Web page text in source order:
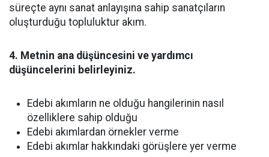
süreçte aynı sanat anlayışına sahip sanatçıların
oluşturduğu topluluktur akım.
4. Metnin ana düşüncesini ve yardımcı
düşüncelerini belirleyiniz.
Edebi akımların ne olduğu hangilerinin nasıl
özelliklere sahip olduğu
Edebi akımlardan örnekler verme
Edebi akımlar hakkındaki görüşlere yer verme